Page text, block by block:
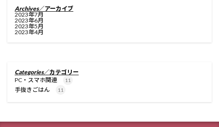
Archives／アーカイブ
2023年7月
2023年6月
2023年5月
2023年4月
Categories／カテゴリー
PC・スマホ関連
11
手抜きごはん 11